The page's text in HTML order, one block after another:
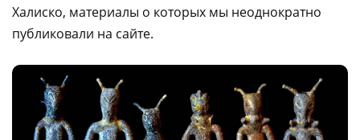
Халиско, материалы о которых мы неоднократно
публиковали на сайте.